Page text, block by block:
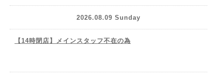
2026.08.09 Sunday
【14時閉店】メインスタッフ不在の為